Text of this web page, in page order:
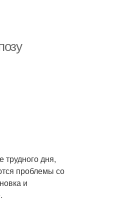
дня,
проблемы со
и